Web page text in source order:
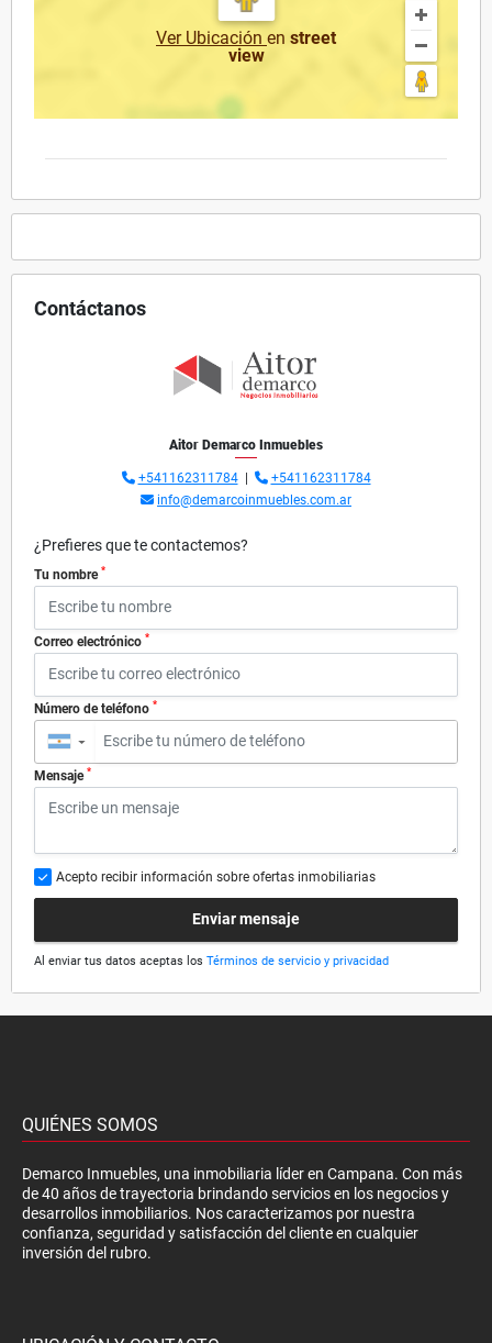
Ver Ubicación en street
view
Contáctanos
Aitor Demarco Inmuebles
+541162311784|
+541162311784
info@demarcoinmuebles.com.ar
¿Prefieres que te contactemos?
Tu nombre *
Correo electrónico *
Número de teléfono *
▼
Mensaje *
Acepto recibir información sobre ofertas inmobiliarias
Enviar mensaje
Al enviar tus datos aceptas los Términos de servicio y privacidad
QUIÉNES SOMOS
Demarco Inmuebles, una inmobiliaria líder en Campana. Con más
de 40 años de trayectoria brindando servicios en los negocios y
desarrollos inmobiliarios. Nos caracterizamos por nuestra
confianza, seguridad y satisfacción del cliente en cualquier
inversión del rubro.